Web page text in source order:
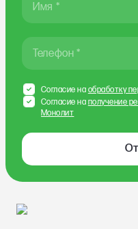
Имя *
Телефон *
Согласие на обработку
Согласие на получение
Монолит